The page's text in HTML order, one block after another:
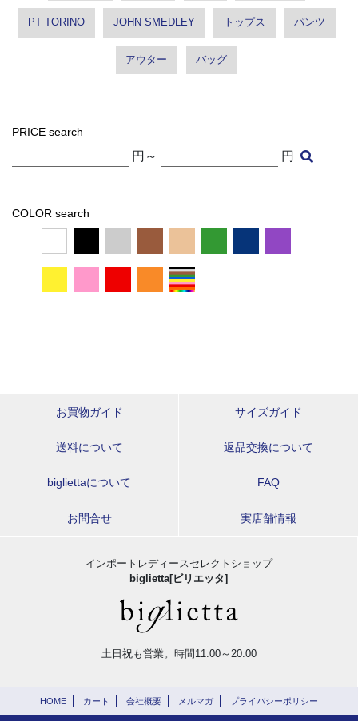
PT TORINO JOHN SMEDLEY トップス パンツ
アウター バッグ
PRICE search
円～ 円
COLOR search
お買物ガイド サイズガイド
送料について 返品交換について
bigliettaについて FAQ
お問合せ 実店舗情報
インポートレディースセレクトショップ
biglietta[ビリエッタ]
土日祝も営業。時間11:00～20:00
HOME カート 会社概要 メルマガ プライバシーポリシー